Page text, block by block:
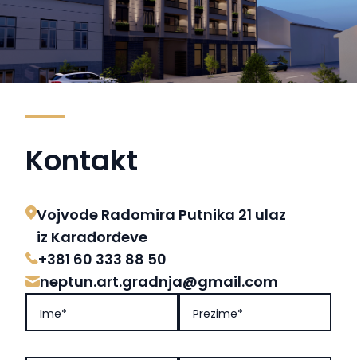
Kontakt
Vojvode Radomira Putnika 21 ulaz
iz Karađorđeve
+381 60 333 88 50
neptun.art.gradnja@gmail.com
Ime* Prezime*